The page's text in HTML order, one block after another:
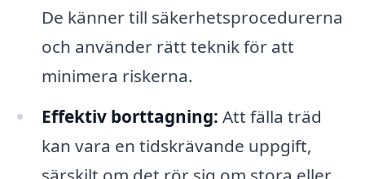
De känner till säkerhetsprocedurerna
och använder rätt teknik för att
minimera riskerna.
Effektiv borttagning: Att fälla träd
kan vara en tidskrävande uppgift,